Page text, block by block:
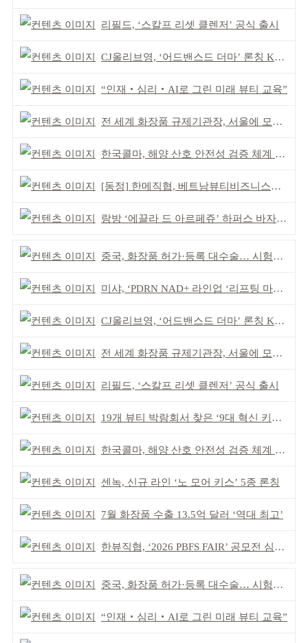
리필드, ‘스칼프 리셋 클렌저’ 공식 출시
CJ올리브영, ‘어드밴스드 더마’ 론칭 K더마 육성 박차
“인재‧심리‧AI로 그린 미래 뷰티 교육”
전 세계 화장품 규제기관장, 서울에 모인다
한국콜마, 해양 산호 안전성 검증 체계 구축
[동정] 한메직협, 베트남뷰티비즈니스협회와 MOU
랑방 ‘에끌라 드 아르페쥬’ 하퍼스 바자 화보 공개
중국, 화장품 허가·등록 대수술… 시험자료 공용 허용
미샤, ‘PDRN NAD+ 라인업 ‘리프팅 마스크’ 출시
CJ올리브영, ‘어드밴스드 더마’ 론칭 K더마 육성 박차
전 세계 화장품 규제기관장, 서울에 모인다
리필드, ‘스칼프 리셋 클렌저’ 공식 출시
19개 뷰티 박람회서 찾은 ‘9대 혁신 키워드’
한국콜마, 해양 산호 안전성 검증 체계 구축
센녹, 신규 라인 ‘노 모어 키스’ 5종 론칭
7월 화장품 수출 13.5억 달러 ‘역대 최고’
한뷰직협, ‘2026 PBFS FAIR’ 공모전 심사 성료
중국, 화장품 허가·등록 대수술… 시험자료 공용 허용
“인재‧심리‧AI로 그린 미래 뷰티 교육”